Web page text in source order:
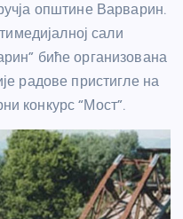
општине Варварин.
сали
биће организована
радове пристигле на
конкурс “Мост”.